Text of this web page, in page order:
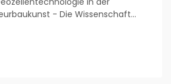
- Die Wissenschaft
stellt eine große technische
dar, die an